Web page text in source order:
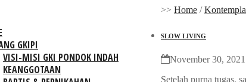
GKIPI
VISI-MISI GKI PONDOK INDAH
KEANGGOTAAN
>> Home /
SLOW LIVING
November 30, 2021
Setelah purna tugas,